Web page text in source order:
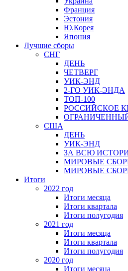
Франция
Эстония
Ю.Корея
Япония
Лучшие сборы
СНГ
ДЕНЬ
ЧЕТВЕРГ
УИК-ЭНД
2-ГО УИК-ЭНДА
ТОП-100
РОССИЙСКОЕ
США
ДЕНЬ
УИК-ЭНД
ЗА ВСЮ
МИРОВЫЕ
МИРОВЫЕ
Итоги
2022 год
Итоги месяца
Итоги квартала
Итоги полугодия
2021 год
Итоги месяца
Итоги квартала
Итоги полугодия
2020 год
Итоги месяца